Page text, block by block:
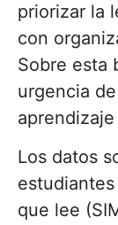
priorizar la
con
Sobre esta
urgencia
Los datos
que lee